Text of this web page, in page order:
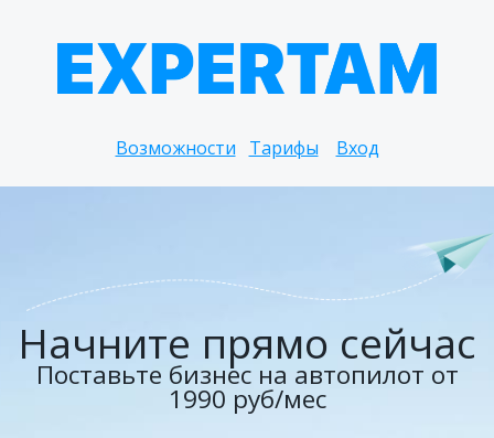
Возможности Тарифы Вход
Начните прямо сейчас
Поставьте бизнес на автопилот от
1990 руб/мес